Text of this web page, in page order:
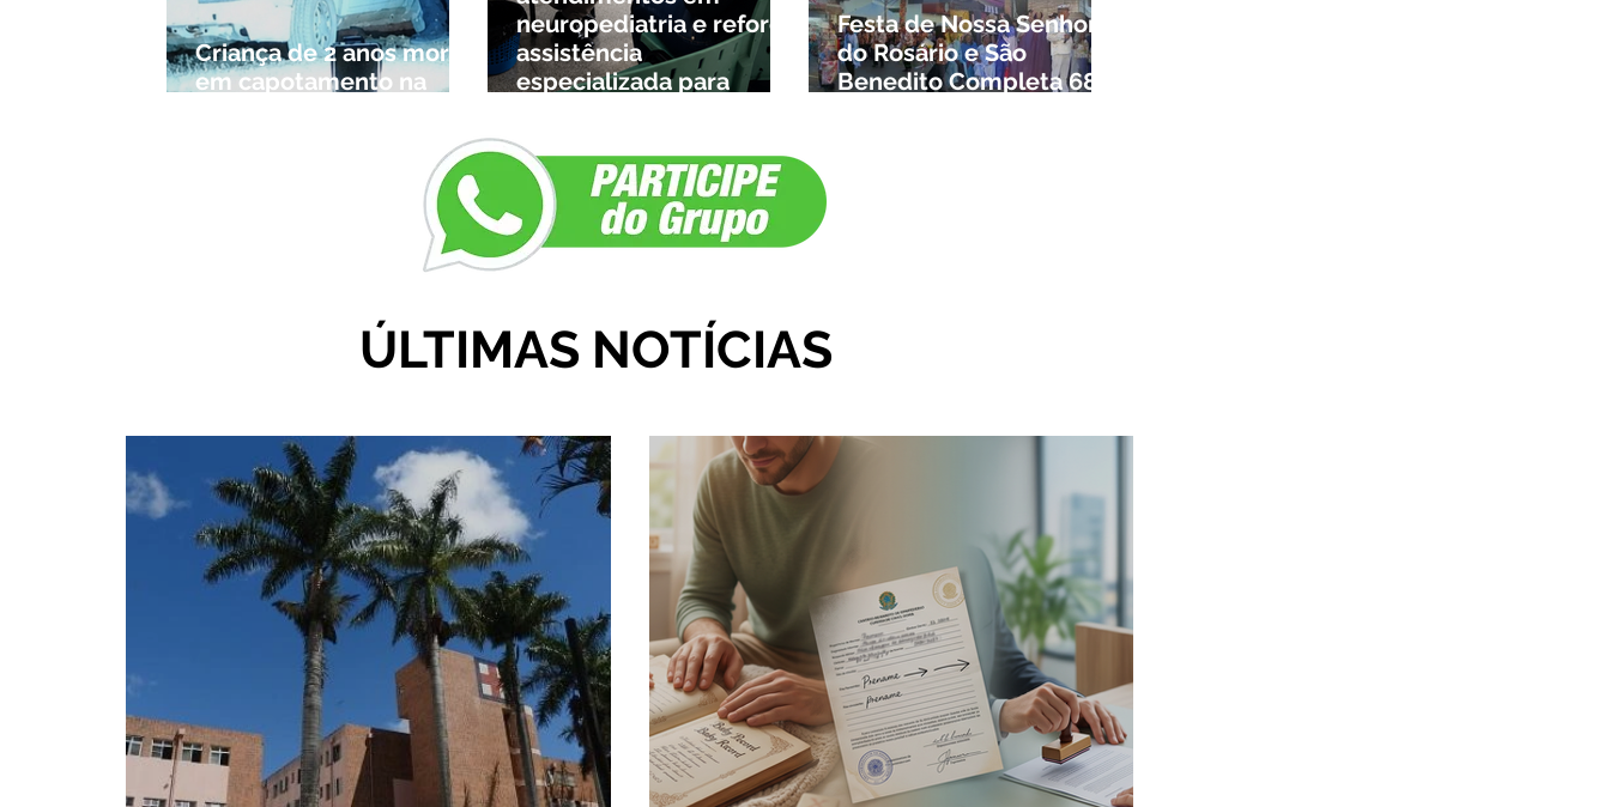
Criança de 2 anos morre
em capotamento na
neuropediatria e reforça
assistência
especializada para
região
Festa de Nossa Senhora
do Rosário e São
Benedito Completa 68
ÚLTIMAS NOTÍCIAS